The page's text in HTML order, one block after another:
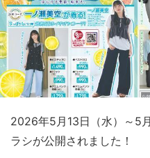
2026年5月13日（水）～5
ラシが公開されました！